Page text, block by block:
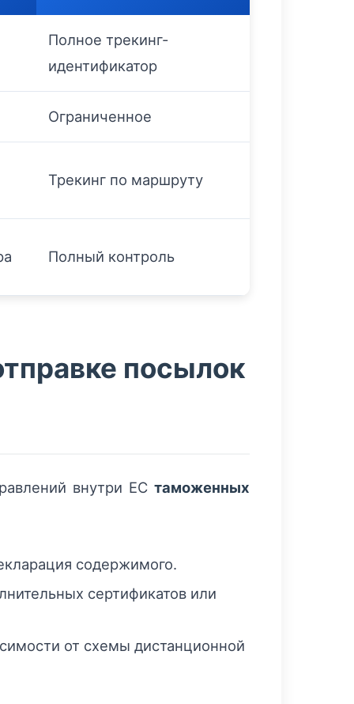
Полное трекинг-
идентификатор
Ограниченное
Трекинг по маршруту
Полный контроль
посылок
внутри ЕС таможенных
содержимого.
сертификатов или
от схемы дистанционной